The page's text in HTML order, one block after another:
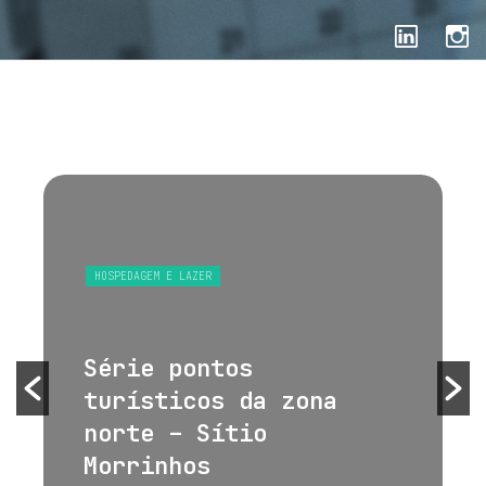
HOSPEDAGEM E LAZER
Série pontos
turísticos da zona
norte – Sítio
Morrinhos